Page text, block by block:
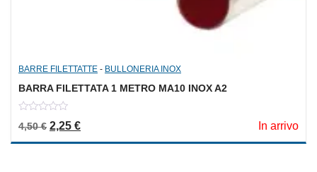
BARRE FILETTATTE - BULLONERIA INOX
BARRA FILETTATA 1 METRO MA10 INOX A2
out
5
4,50€ Il prezzo originale era: 4,50 €.
2,25 €Il prezzo attuale è: 2,25 €. In arrivo